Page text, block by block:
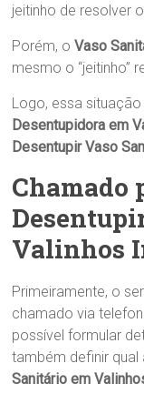
jeitinho de resolver
Porém, o Vaso
mesmo o “jeitinho”
Logo, essa
Desentupidora em
Desentupir Vaso
Chamado
Valinhos
Primeiramente, o
chamado via
possível formular
também definir
Sanitário em